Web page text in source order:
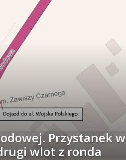
Przystanek w
wlot z ronda